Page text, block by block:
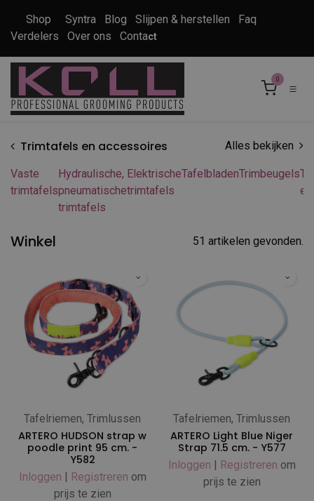
Shop Syntra Blog Slijpen & herstellen
Faq
Verdelers
Over ons Contact
0
Trimtafels en accessoires Alles bekijken
Vaste
trimtafels
Hydraulische,
pneumatische
trimtafels
Elektrische
trimtafels
TafelbladenTrimbeugels
Winkel 51 artikelen gevonden.
Tafelriemen, Trimlussen
ARTERO HUDSON strap w
poodle print 95 cm. -
Y582
Inloggen | Registreren om
prijs te zien
Tafelriemen, Trimlussen
ARTERO Light Blue Niger
Strap 71.5 cm. - Y577
Inloggen | Registreren om
prijs te zien